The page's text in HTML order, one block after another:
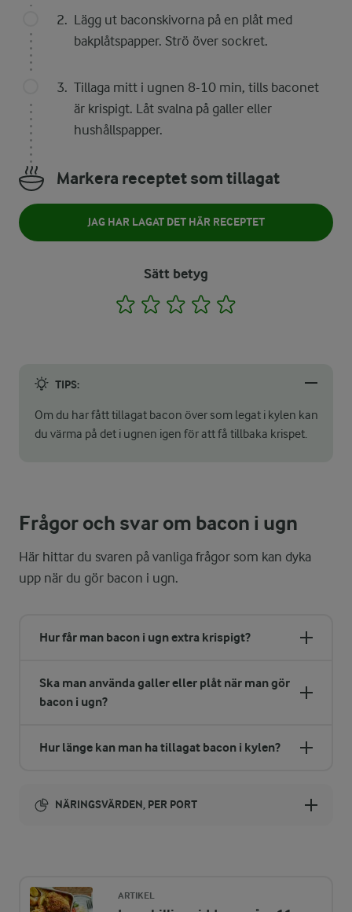
Lägg ut baconskivorna på en plåt med
bakplåtspapper. Strö över sockret.
Tillaga mitt i ugnen 8-10 min, tills baconet
är krispigt. Låt svalna på galler eller
hushållspapper.
Markera receptet som tillagat
JAG HAR LAGAT DET HÄR RECEPTET
Sätt betyg
1 2 3 4
TIPS:
Om du har fått tillagat bacon över som legat i kylen kan
du värma på det i ugnen igen för att få tillbaka krispet.
Frågor och svar om bacon i ugn
Här hittar du svaren på vanliga frågor som kan dyka
upp när du gör bacon i ugn.
Hur får man bacon i ugn extra krispigt?
Ska man använda galler eller plåt när man gör
bacon i ugn?
Hur länge kan man ha tillagat bacon i kylen?
NÄRINGSVÄRDEN, PER PORT
ARTIKEL